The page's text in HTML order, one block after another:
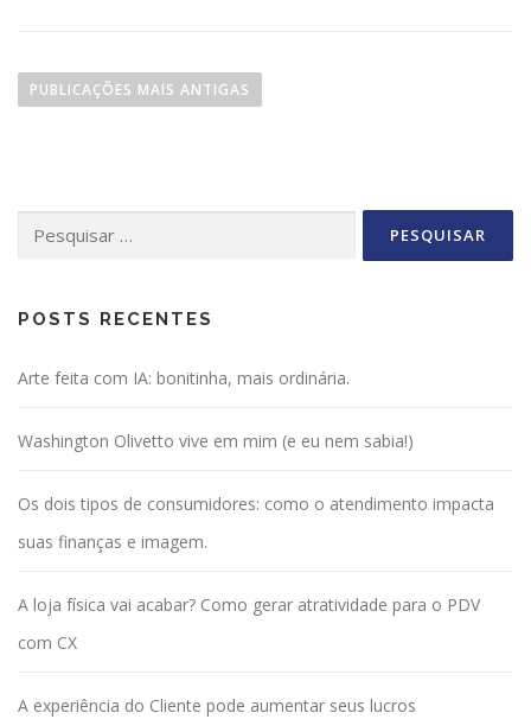
a
v
p
r
o
t
s
PUBLICAÇÕES MAIS ANTIGAS
Pesquisar
POSTS RECENTES
Arte feita com IA: bonitinha, mais ordinária.
Washington Olivetto vive em mim (e eu nem sabia!)
Os dois tipos de consumidores: como o atendimento impacta
suas finanças e imagem.
A loja física vai acabar? Como gerar atratividade para o PDV
com CX
A experiência do Cliente pode aumentar seus lucros